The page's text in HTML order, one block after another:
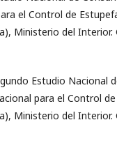
el Control de
Ministerio del Interior.
Estudio Nacional
para el Control
Ministerio del Interior.